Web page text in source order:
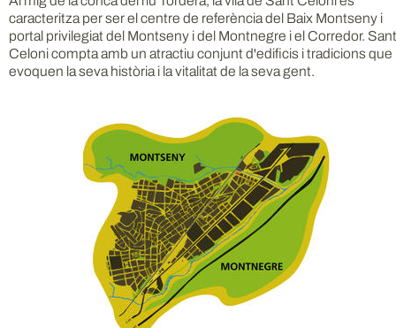
caracteritza per ser el centre de referència del Baix Montseny i
portal privilegiat del Montseny i del Montnegre i el Corredor. Sant
Celoni compta amb un atractiu conjunt d'edificis i tradicions que
evoquen la seva història i la vitalitat de la seva gent.